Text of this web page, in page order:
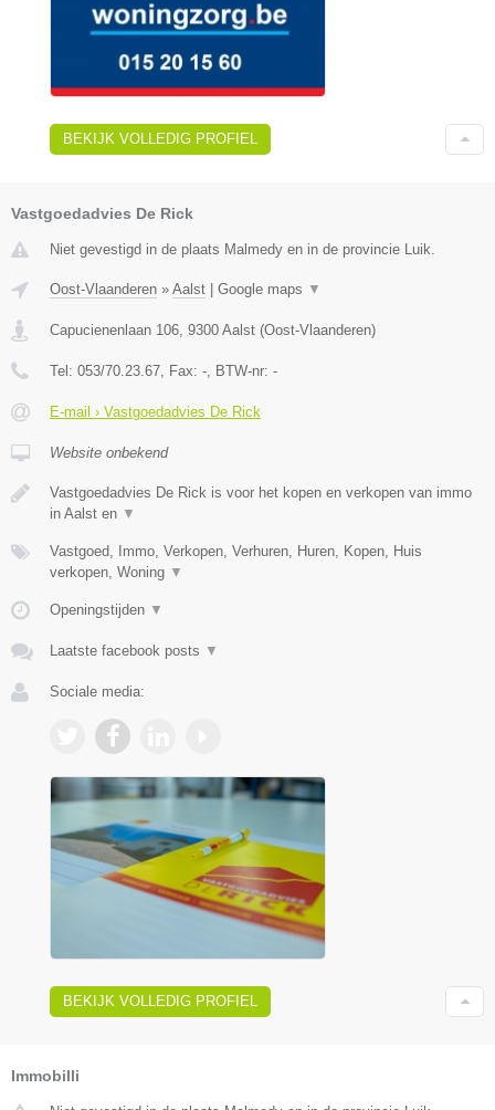
BEKIJK VOLLEDIG PROFIEL
Vastgoedadvies De Rick
Niet gevestigd in de plaats Malmedy en in de provincie Luik.
Oost-Vlaanderen » Aalst Google maps ▼
Capucienenlaan 106 9300 Aalst (Oost-Vlaanderen)
Tel: 053/70.23.67 , Fax: - , BTW-nr: -
E-mail › Vastgoedadvies De Rick
Website onbekend
Vastgoedadvies De Rick is voor het kopen en verkopen van immo
in Aalst en ▼
Vastgoed, Immo, Verkopen, Verhuren, Huren, Kopen, Huis
verkopen, Woning ▼
Openingstijden ▼
Laatste facebook posts ▼
Sociale media:
BEKIJK VOLLEDIG PROFIEL
Immobilli